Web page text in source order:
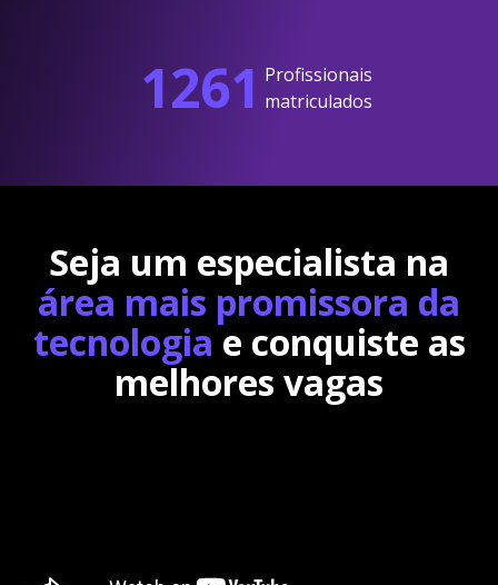
1261 Profissionais
matriculados
Seja um especialista na
área mais promissora da
tecnologia e conquiste as
melhores vagas